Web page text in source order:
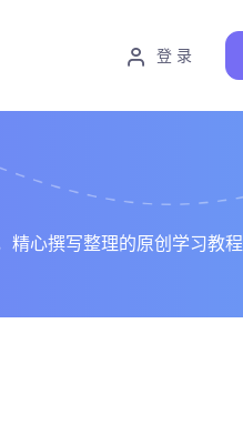
登 录
精心撰写整理的原创学习教程